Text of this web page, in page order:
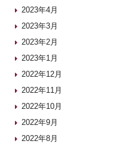
2023年4月
2023年3月
2023年2月
2023年1月
2022年12月
2022年11月
2022年10月
2022年9月
2022年8月